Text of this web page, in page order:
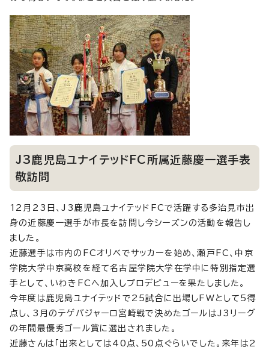
J3鹿児島ユナイテッドFC所属近藤慶一選手表
敬訪問
12月23日、J3鹿児島ユナイテッドFCで活躍する多治見市出
身の近藤慶一選手が市長を訪問し今シーズンの活動を報告し
ました。
近藤選手は市内のFCオリベでサッカーを始め、瀬戸FC、中京
学院大学中京高校を経て名古屋学院大学在学中に特別指定選
手として、いわきFCへ加入しプロデビューを果たしました。
今年度は鹿児島ユナイテッドで25試合に出場しFWとして5得
点し、3月のテゲバジャーロ宮崎戦で決めたゴールはJ3リーグ
の年間最優秀ゴール賞に選出されました。
近藤さんは「出来としては40点、50点ぐらいでした。来年は2